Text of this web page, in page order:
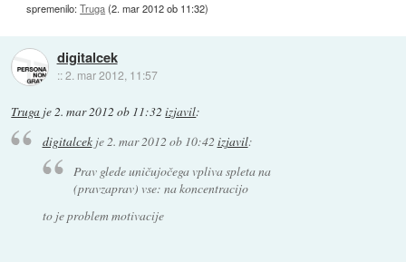
spremenilo:Truga(2. mar 2012 ob 11:32)
digitalcek
::2. mar 2012, 11:57
Truga je2. mar 2012 ob 11:32 izjavil:
digitalcekje2. mar 2012 ob 10:42 izjavil:
Prav glede uničujočega vpliva spleta na
(pravzaprav) vse: na koncentracijo
to je problem motivacije